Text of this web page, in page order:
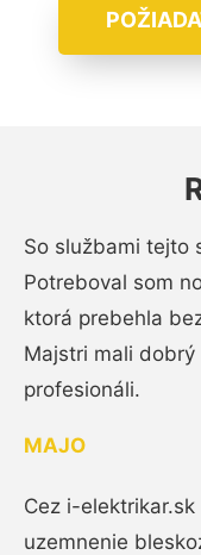
So službami tejto
Potreboval som
ktorá prebehla
Majstri mali
profesionáli.
MAJO
Cez i-
uzemnenie